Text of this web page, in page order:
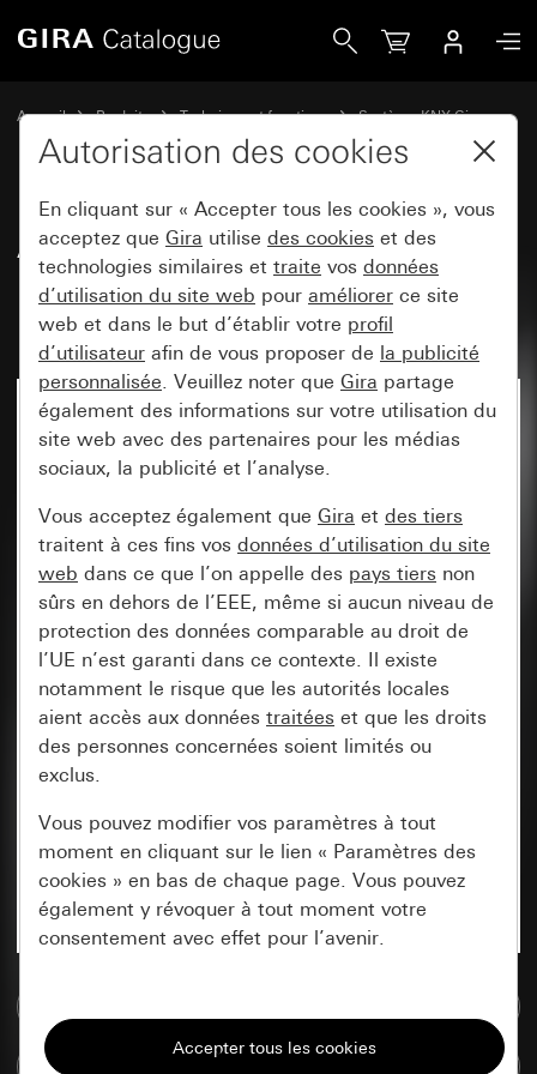
Accueil Produits Technique et fonctions
Système KNX Gira
Appareils système Gira, actionneurs,capteurs, accessoires pour KNX
Actionneur de commutation 4x,
16 A avec commande manuelle
pour KNX
Autorisation des cookies
En cliquant sur « Accepter tous les cookies », vous
acceptez que Gira utilise des cookies et des
technologies similaires et traite vos données
d’utilisation du site web pour améliorer ce site
web et dans le but d’établir votre profil
d’utilisateur afin de vous proposer de la publicité
personnalisée. Veuillez noter que Gira partage
également des informations sur votre utilisation du
site web avec des partenaires pour les médias
sociaux, la publicité et l’analyse.
Vous acceptez également que Gira et des tiers
traitent à ces fins vos données d’utilisation du site
web dans ce que l’on appelle des pays tiers non
sûrs en dehors de l’EEE, même si aucun niveau de
protection des données comparable au droit de
l’UE n’est garanti dans ce contexte. Il existe
notamment le risque que les autorités locales
aient accès aux données traitées et que les droits
des personnes concernées soient limités ou
exclus.
Vous pouvez modifier vos paramètres à tout
moment en cliquant sur le lien « Paramètres des
cookies » en bas de chaque page. Vous pouvez
également y révoquer à tout moment votre
consentement avec effet pour l’avenir.
Tous les cookies dont nous avons besoin pour